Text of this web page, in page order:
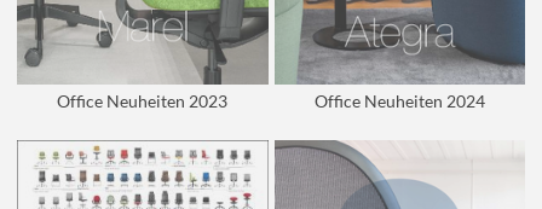
Office Neuheiten 2023 Office Neuheiten 2024